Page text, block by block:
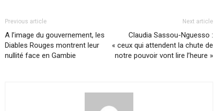
Previous article
A l’image du gouvernement, les
Diables Rouges montrent leur
nullité face en Gambie
Next article
Claudia Sassou-Nguesso :
« ceux qui attendent la chute de
notre pouvoir vont lire l’heure »